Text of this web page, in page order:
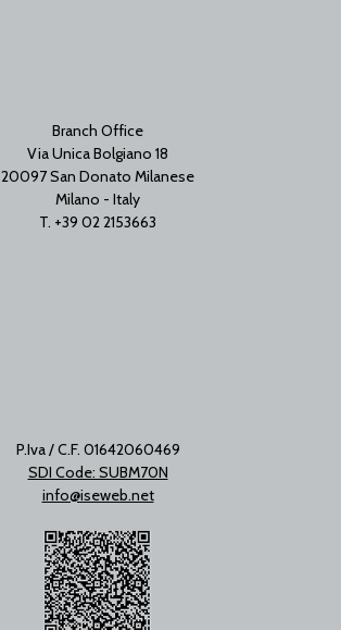
Branch Office
Via Unica Bolgiano 18
20097 San Donato Milanese
Milano - Italy
T. +39 02 2153663
P.Iva / C.F. 01642060469
SDI Code: SUBM70N
info@iseweb.net